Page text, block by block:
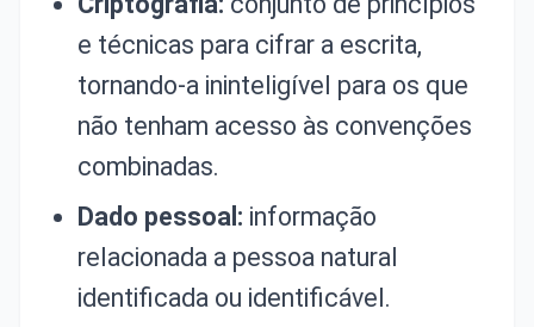
e técnicas para cifrar a escrita,
tornando-a ininteligível para os que
não tenham acesso às convenções
combinadas.
Dado pessoal: informação
relacionada a pessoa natural
identificada ou identificável.